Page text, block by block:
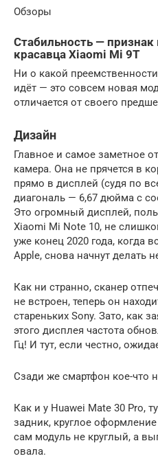
Обзоры
Стабильность — признак
красавца Xiaomi Mi 9T
Ни о какой
идёт — это совсем новая
отличается от своего
Дизайн
Главное и самое заметное
камера. Она не прячется в
прямо в дисплей (судя по
диагональ — 6,67 дюйма с
Это огромный дисплей,
Xiaomi Mi Note 10, не
уже конец 2020 года, когда
Apple, снова начнут делать
Как ни странно, сканер
не встроен, теперь он
стареньких Sony. Зато, как
этого дисплея частота
Гц! И тут, если честно,
Сзади же смартфон кое-что
Как и у Huawei Mate 30 Pro,
задник, круглое
сам модуль не круглый, а
овала.